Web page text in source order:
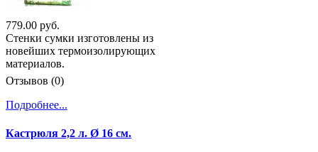
779.00 руб.
Стенки сумки изготовлены из
новейших термоизолирующих
материалов.
Отзывов (0)
Подробнее...
Кастрюля 2,2 л. Ø 16 см.